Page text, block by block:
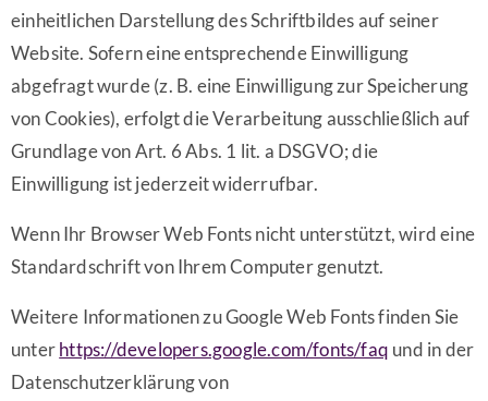
einheitlichen Darstellung des Schriftbildes auf seiner
Website. Sofern eine entsprechende Einwilligung
abgefragt wurde (z. B. eine Einwilligung zur Speicherung
von Cookies), erfolgt die Verarbeitung ausschließlich auf
Grundlage von Art. 6 Abs. 1 lit. a DSGVO; die
Einwilligung ist jederzeit widerrufbar.
Wenn Ihr Browser Web Fonts nicht unterstützt, wird eine
Standardschrift von Ihrem Computer genutzt.
Weitere Informationen zu Google Web Fonts finden Sie
unterhttps://developers.google.com/fonts/faq und in der
Datenschutzerklärung von